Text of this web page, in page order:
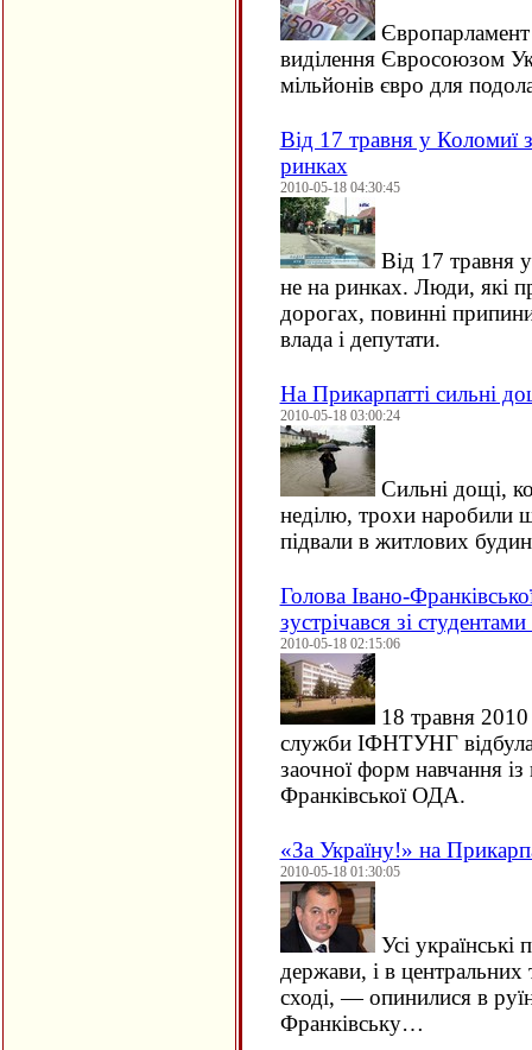
Європарламент
виділення Євросоюзом
мільйонів євро для
Від 17 травня у Коломиї
ринках
2010-05-18 04:30:45
Від 17 травня
не на ринках. Люди, які
дорогах, повинні
влада і депутати.
На Прикарпатті сильні
2010-05-18 03:00:24
Сильні дощі,
неділю, трохи наробили
підвали в житлових
Голова Івано-
зустрічався зі
2010-05-18 02:15:06
18 травня 2010
служби ІФНТУНГ
заочної форм навчання
Франківської ОДА.
«За Україну!» на
2010-05-18 01:30:05
Усі українські
держави, і в центральних
сході, — опинилися в
Франківську…